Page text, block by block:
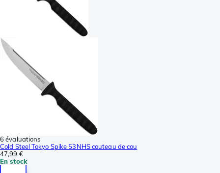
6 évaluations
Cold Steel Tokyo Spike 53NHS couteau de cou
47,99 €
En stock